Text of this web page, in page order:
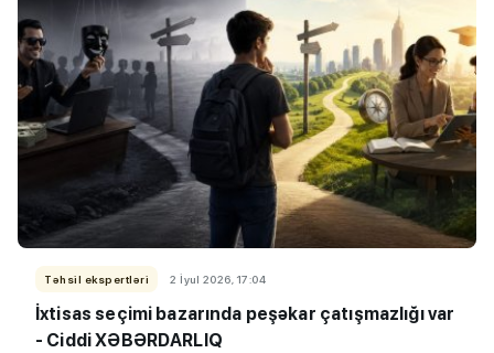
Təhsil ekspertləri 2 İyul 2026, 17:04
İxtisas seçimi bazarında peşəkar çatışmazlığı var
- Ciddi XƏBƏRDARLIQ